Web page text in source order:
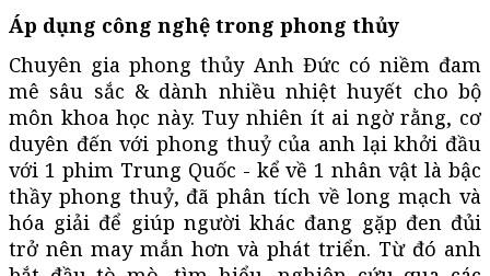
Áp dụng công nghệ trong phong thủy
Chuyên gia phong thủy Anh Đức có niềm đam
mê sâu sắc & dành nhiều nhiệt huyết cho bộ
môn khoa học này. Tuy nhiên ít ai ngờ rằng, cơ
duyên đến với phong thuỷ của anh lại khởi đầu
với 1 phim Trung Quốc - kể về 1 nhân vật là bậc
thầy phong thuỷ, đã phân tích về long mạch và
hóa giải để giúp người khác đang gặp đen đủi
trở nên may mắn hơn và phát triển. Từ đó anh